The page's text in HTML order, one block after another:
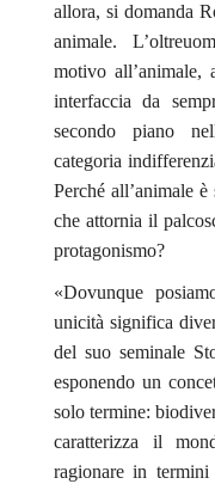
allora, si domanda
animale.
motivo all’animale,
interfaccia da
secondo piano
categoria
Perché all’animale
che attornia il
protagonismo?
«Dovunque
unicità significa
del suo seminale
esponendo un
solo termine:
caratterizza il
ragionare in